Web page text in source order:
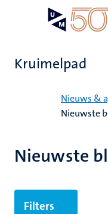
inhoud
Kruimelpad
Nieuws &
Nieuwste
Nieuwste
Filters